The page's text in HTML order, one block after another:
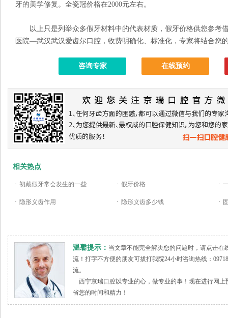
牙的美学修复。全瓷冠价格在2000元左右。
以上只是列举众多假牙材料中的代表材质，假牙价格供您参考
医院—武汉武汉爱齿尔口腔，收费明确化、标准化，专家将结合您
咨询专家 在线预约
相关热点
· 初戴假牙常会发生的一些 · 假牙价格 ·
· 隐形义齿作用 · 隐形义齿多少钱 ·
温馨提示： 当文章不能完全解决您的问题时，请点击
流！打字不方便的朋友可拔打我院24小时咨询热线：
流。
西宁京瑞口腔以专业的心，做专业的事！现在进行网上
省您的时间和精力！